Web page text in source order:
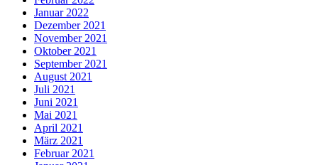
Januar 2022
Dezember 2021
November 2021
Oktober 2021
September 2021
August 2021
Juli 2021
Juni 2021
Mai 2021
April 2021
März 2021
Februar 2021